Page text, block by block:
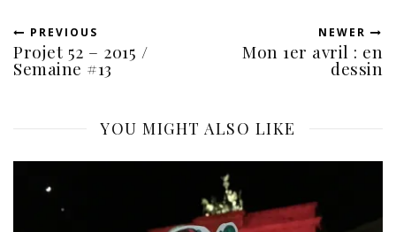
PREVIOUS
Projet 52 – 2015 /
Semaine #13
NEWER
Mon 1er avril : en
dessin
YOU MIGHT ALSO LIKE